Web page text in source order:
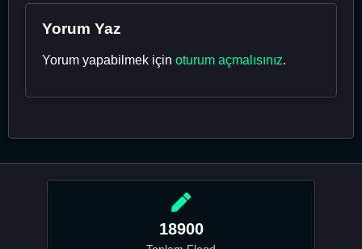
Yorum Yaz
Yorum yapabilmek için oturum açmalısınız.
18900